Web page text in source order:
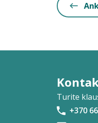
Turite
+370